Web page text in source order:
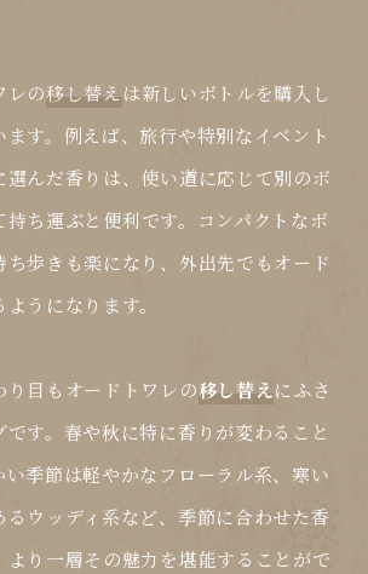
レの移し替え は新しいボトルを購入し
す。例えば、旅行や特別なイベント
選んだ香りは、使い道に応じて別のボ
持ち運ぶと便利です。コンパクトなボ
ち歩きも楽になり、外出先でもオード
うになります。
り目もオードトワレの移し替えにふさ
す。春や秋に特に香りが変わること
い季節は軽やかなフローラル系、寒い
ウッディ系など、季節に合わせた香
より一層その魅力を堪能することがで